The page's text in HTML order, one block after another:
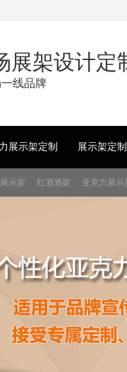
展架设计定
线品牌
展示架定制 展示架定
示架 红酒酒架 亚克力展示